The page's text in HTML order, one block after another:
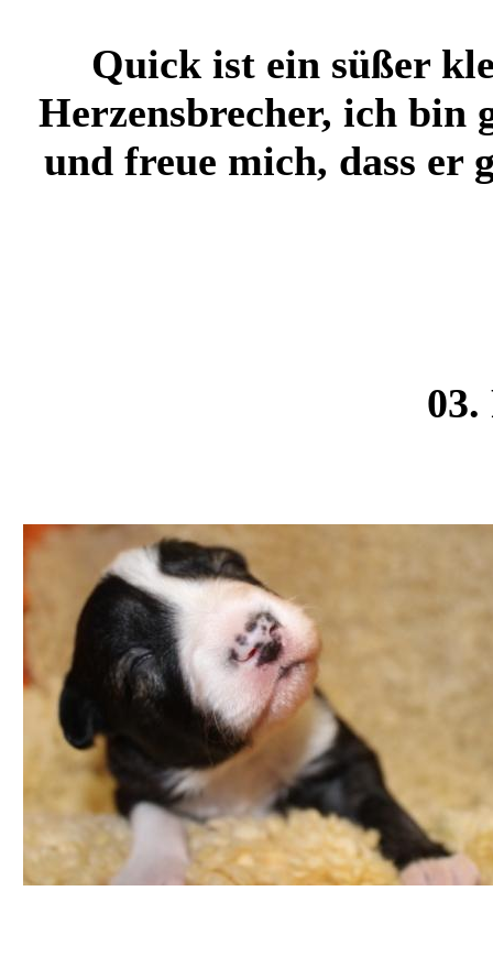
Quick ist ein süßer
Herzensbrecher, ich bin
und freue mich, dass er
03.